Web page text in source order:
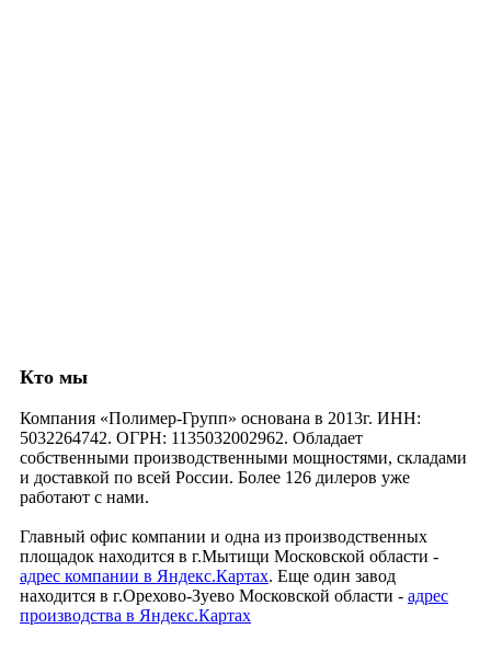
Кто мы
Компания «Полимер-Групп» основана в 2013г. ИНН:
5032264742. ОГРН: 1135032002962. Обладает
собственными производственными мощностями, складами
и доставкой по всей России. Более 126 дилеров уже
работают с нами.
Главный офис компании и одна из производственных
площадок находится в г.Мытищи Московской области -
адрес компании в Яндекс.Картах. Еще один завод
находится в г.Орехово-Зуево Московской области - адрес
производства в Яндекс.Картах